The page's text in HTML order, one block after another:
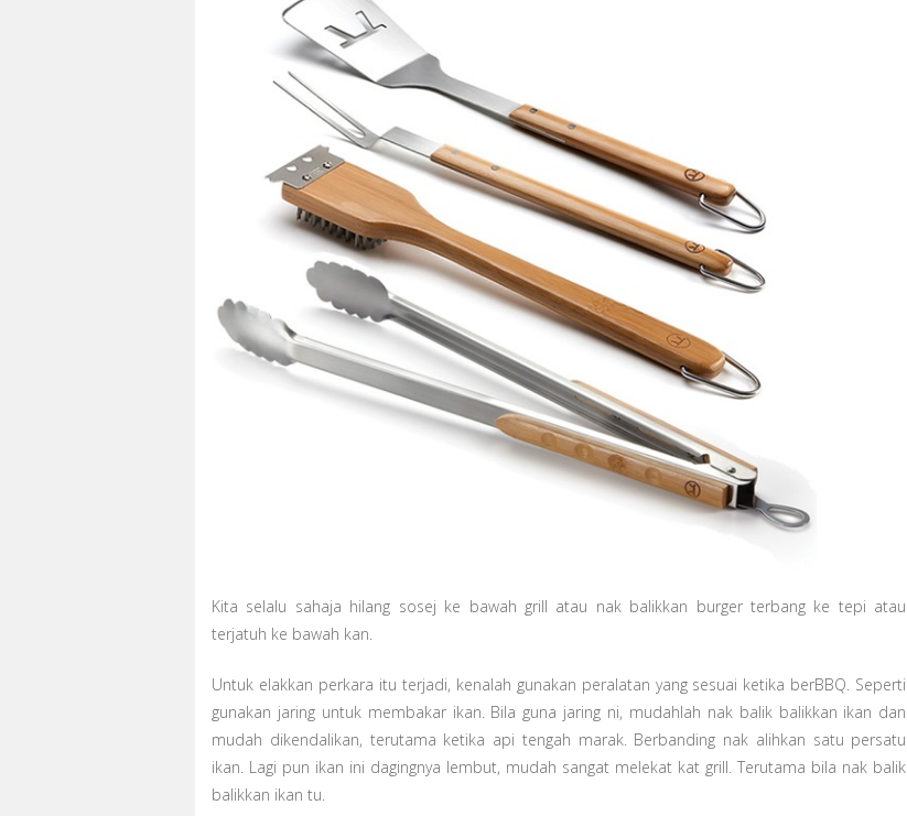
Kita selalu sahaja hilang sosej ke bawah grill atau nak balikkan burger terbang ke tepi atau
terjatuh ke bawah kan.
Untuk elakkan perkara itu terjadi, kenalah gunakan peralatan yang sesuai ketika berBBQ. Seperti
gunakan jaring untuk membakar ikan. Bila guna jaring ni, mudahlah nak balik balikkan ikan dan
mudah dikendalikan, terutama ketika api tengah marak. Berbanding nak alihkan satu persatu
ikan. Lagi pun ikan ini dagingnya lembut, mudah sangat melekat kat grill. Terutama bila nak balik
balikkan ikan tu.